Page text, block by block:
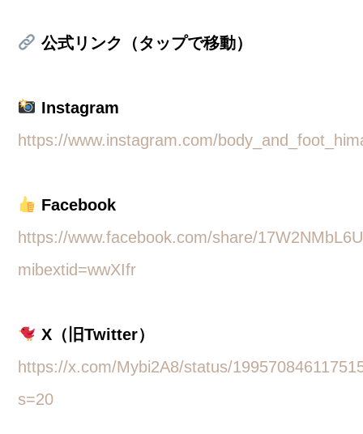
公式リンク（タップで移動）
Instagram
https://www.instagram.com/
Facebook
https://www.facebook.com/share/
mibextid=wwXIfr
X（旧Twitter）
https://x.com/Mybi2A8/status/
s=20